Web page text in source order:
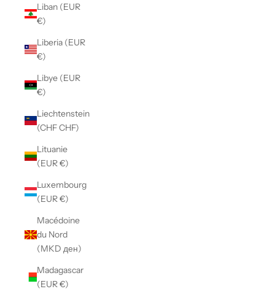
Liban (EUR
€)
Liberia (EUR
€)
Libye (EUR
€)
Liechtenstein
(CHF CHF)
Lituanie
(EUR €)
Luxembourg
(EUR €)
Macédoine
du Nord
(MKD ден)
Madagascar
(EUR €)